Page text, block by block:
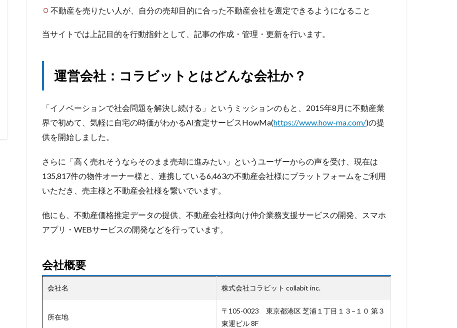
不動産を売りたい人が、自分の売却目的に合った不動産会社を選定できるようになること
当サイトでは上記目的を行動指針として、記事の作成・管理・更新を行います。
運営会社：コラビットとはどんな会社か？
「イノベーションで社会問題を解決し続ける」というミッションのもと、2015年8月に不動産業
界で初めて、気軽に自宅の時価がわかるAI査定サービスHowMa(https://www.how-ma.com/)の提
供を開始しました。
さらに「高く売れそうならそのまま売却に進みたい」というユーザーからの声を受け、現在は
135,817件の物件オーナー様と、連携している6,463の不動産会社様にプラットフォームをご利用
いただき、売主様と不動産会社様を繋いでいます。
他にも、不動産価格推定データの提供、不動産会社様向け仲介業務支援サービスの開発、スマホ
アプリ・WEBサービスの開発などを行っています。
会社概要
会社名 株式会社コラビット collabit inc.
所在地
〒105-0023 東京都港区 芝浦１丁目１３−１０ 第３
東運ビル 8F